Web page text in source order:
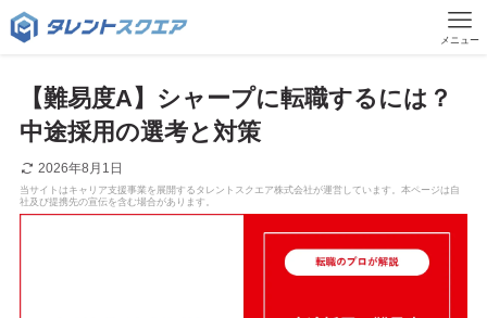
メニュー
【難易度A】シャープに転職するには？
中途採用の選考と対策
2026年8月1日